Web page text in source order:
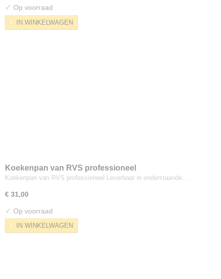
✓ Op voorraad
IN WINKELWAGEN
Koekenpan van RVS professioneel
Koekenpan van RVS professioneel Leverbaar in onderstaande…
€ 31,00
✓ Op voorraad
IN WINKELWAGEN